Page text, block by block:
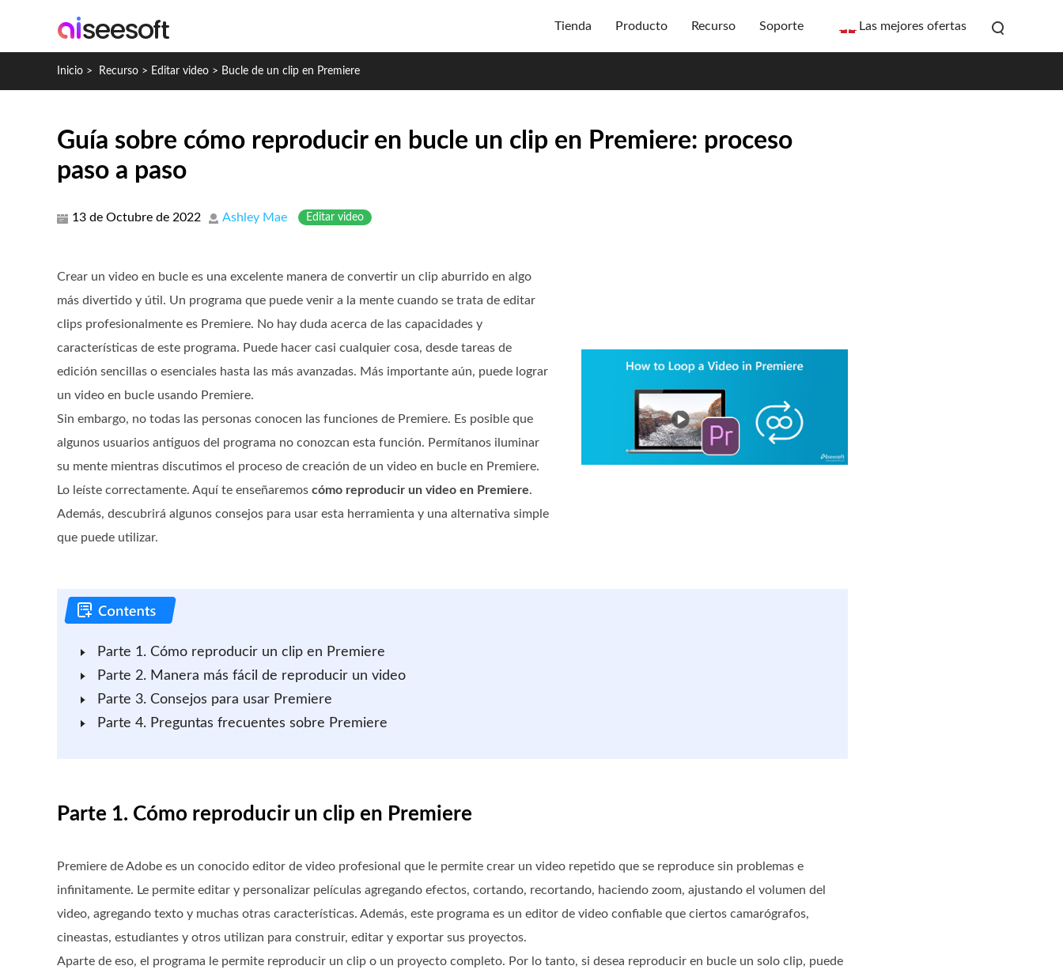
Tienda Producto Recurso Soporte Las mejores ofertas
Inicio > Recurso > Editar video > Bucle de un clip en Premiere
Guía sobre cómo reproducir en bucle un clip en Premiere: proceso
paso a paso
13 de Octubre de 2022 Ashley Mae Editar video
Crear un video en bucle es una excelente manera de convertir un clip aburrido en algo
más divertido y útil. Un programa que puede venir a la mente cuando se trata de editar
clips profesionalmente es Premiere. No hay duda acerca de las capacidades y
características de este programa. Puede hacer casi cualquier cosa, desde tareas de
edición sencillas o esenciales hasta las más avanzadas. Más importante aún, puede lograr
un video en bucle usando Premiere.
Sin embargo, no todas las personas conocen las funciones de Premiere. Es posible que
algunos usuarios antiguos del programa no conozcan esta función. Permítanos iluminar
su mente mientras discutimos el proceso de creación de un video en bucle en Premiere.
Lo leíste correctamente. Aquí te enseñaremos cómo reproducir un video en Premiere.
Además, descubrirá algunos consejos para usar esta herramienta y una alternativa simple
que puede utilizar.
Parte 1. Cómo reproducir un clip en Premiere
Parte 2. Manera más fácil de reproducir un video
Parte 3. Consejos para usar Premiere
Parte 4. Preguntas frecuentes sobre Premiere
Parte 1. Cómo reproducir un clip en Premiere
Premiere de Adobe es un conocido editor de video profesional que le permite crear un video repetido que se reproduce sin problemas e
infinitamente. Le permite editar y personalizar películas agregando efectos, cortando, recortando, haciendo zoom, ajustando el volumen del
video, agregando texto y muchas otras características. Además, este programa es un editor de video confiable que ciertos camarógrafos,
cineastas, estudiantes y otros utilizan para construir, editar y exportar sus proyectos.
Aparte de eso, el programa le permite reproducir un clip o un proyecto completo. Por lo tanto, si desea reproducir en bucle un solo clip, puede